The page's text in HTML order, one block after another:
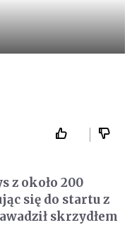
z około 200
się do startu z
skrzydłem